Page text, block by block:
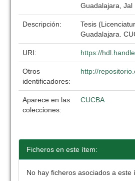
Guadalajara, Jal
Descripción:
Tesis
Guadalajara.
URI: https://
Otros
identificadores:
http://
Aparece en las
colecciones:
CUCBA
Ficheros en este ítem:
No hay ficheros asociados a este